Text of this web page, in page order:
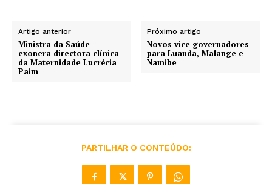
Artigo anterior
Ministra da Saúde
exonera directora clínica
da Maternidade Lucrécia
Paim
Próximo artigo
Novos vice governadores
para Luanda, Malange e
Namibe
PARTILHAR O CONTEÚDO: